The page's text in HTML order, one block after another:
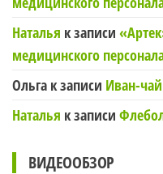
Наталья к записи
медицинского
Ольга к записи Иван-чай
Наталья к записи
ВИДЕООБЗОР